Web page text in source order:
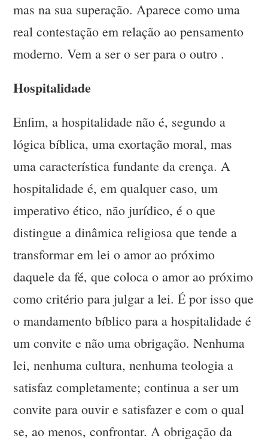
mas na sua superação. Aparece como uma
real contestação em relação ao pensamento
moderno. Vem a ser o ser para o outro .
Hospitalidade
Enfim, a hospitalidade não é, segundo a
lógica bíblica, uma exortação moral, mas
uma característica fundante da crença. A
hospitalidade é, em qualquer caso, um
imperativo ético, não jurídico, é o que
distingue a dinâmica religiosa que tende a
transformar em lei o amor ao próximo
daquele da fé, que coloca o amor ao próximo
como critério para julgar a lei. É por isso que
o mandamento bíblico para a hospitalidade é
um convite e não uma obrigação. Nenhuma
lei, nenhuma cultura, nenhuma teologia a
satisfaz completamente; continua a ser um
convite para ouvir e satisfazer e com o qual
se, ao menos, confrontar. A obrigação da